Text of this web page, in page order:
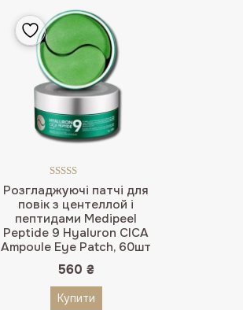
Розгладжуючі патчі для
повік з центеллой і
пептидами Medipeel
Peptide 9 Hyaluron CICA
Ampoule Eye Patch, 60шт
Оцінено в
5.00з 5
560 ₴
Купити